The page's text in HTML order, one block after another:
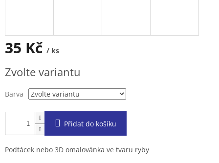
35 Kč / ks
cena:
Zvolte variantu
Barva
Přidat do košíku
Podtácek nebo 3D omalovánka ve tvaru ryby